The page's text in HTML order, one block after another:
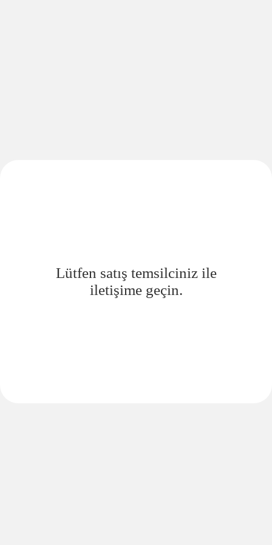
Lütfen satış temsilciniz ile
iletişime geçin.